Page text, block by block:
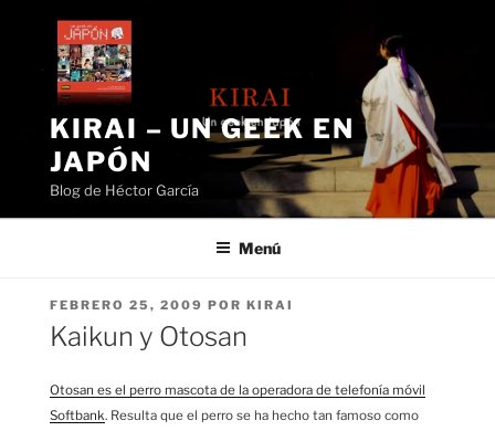
contenido
KIRAI – UN GEEK EN
JAPÓN
Blog de Héctor García
Menú
PUBLICADO
EL
FEBRERO 25, 2009 POR KIRAI
Kaikun y Otosan
Otosan es el perro mascota de la operadora de telefonía móvil
Softbank. Resulta que el perro se ha hecho tan famoso como